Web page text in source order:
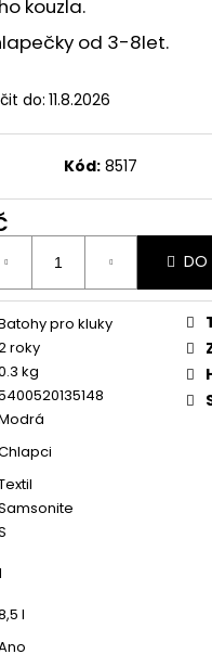
kouzla.
od 3-8let.
do: 11.8.2026
Kód: 8517
DO
pro kluky
roky
kg
l